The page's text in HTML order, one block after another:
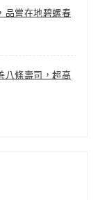
品嘗在地碧螺春
八條壽司，超高